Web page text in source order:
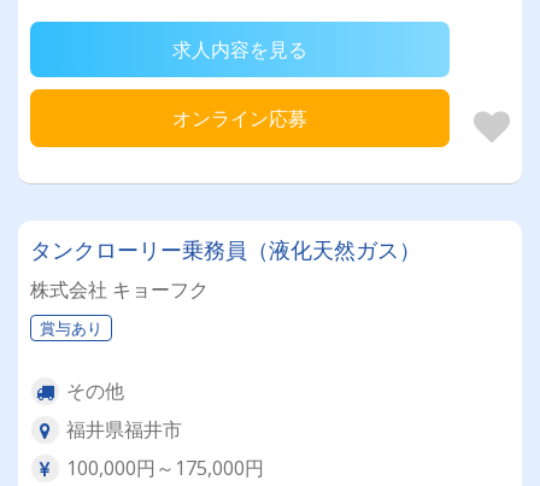
求人内容を見る
オンライン応募
タンクローリー乗務員（液化天然ガス）
株式会社 キョーフク
賞与あり
その他
福井県福井市
100,000円～175,000円